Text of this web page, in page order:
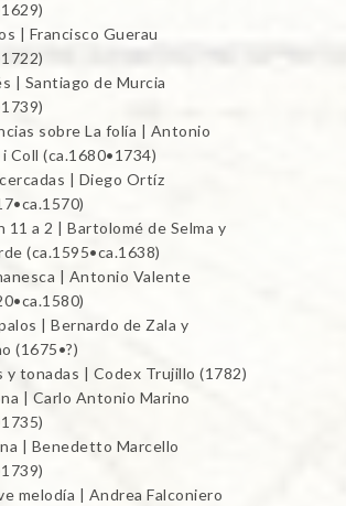
| Francisco Guerau
| Santiago de Murcia
sobre La folía | Antonio
Coll (ca.1680•1734)
| Diego Ortíz
11 a 2 | Bartolomé de Selma y
(ca.1595•ca.1638)
| Antonio Valente
| Bernardo de Zala y
(1675•?)
y tonadas | Codex Trujillo (1782)
| Carlo Antonio Marino
| Benedetto Marcello
melodía | Andrea Falconiero